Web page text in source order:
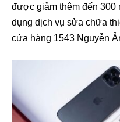
được giảm thêm đến 300
dụng dịch vụ sửa chữa
cửa hàng 1543 Nguyễn